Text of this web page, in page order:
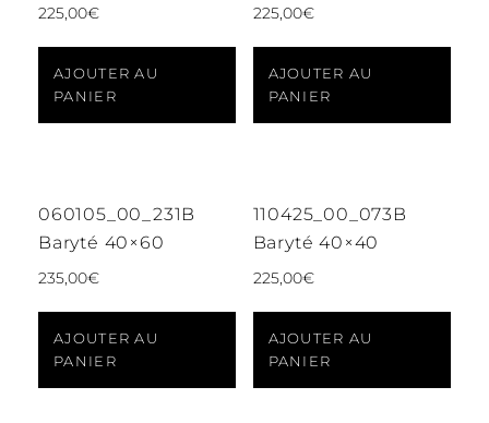
225,00€
AJOUTER AU
PANIER
225,00€
AJOUTER AU
PANIER
060105_00_231B
Baryté 40×60
235,00€
AJOUTER AU
PANIER
110425_00_073B
Baryté 40×40
225,00€
AJOUTER AU
PANIER